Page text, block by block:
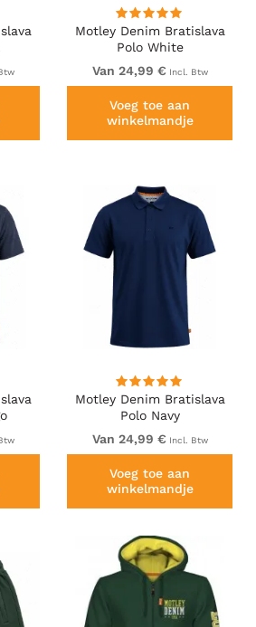
Motley Denim Bratislava
Polo White
Van 24,99 € Incl. Btw
Voeg toe aan
winkelmandje
Motley Denim Bratislava
Polo Navy
Van 24,99 € Incl. Btw
Voeg toe aan
winkelmandje